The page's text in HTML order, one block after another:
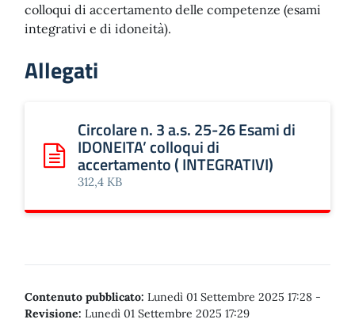
colloqui di accertamento delle competenze (esami
integrativi e di idoneità).
Allegati
Scarica: Circolare n. 3 a.s. 25-26 Esami di IDONEITA’
Circolare n. 3 a.s. 25-26 Esami di
IDONEITA’ colloqui di
accertamento ( INTEGRATIVI)
312,4 KB
Contenuto pubblicato: Lunedì 01 Settembre 2025 17:28 -
Revisione: Lunedì 01 Settembre 2025 17:29